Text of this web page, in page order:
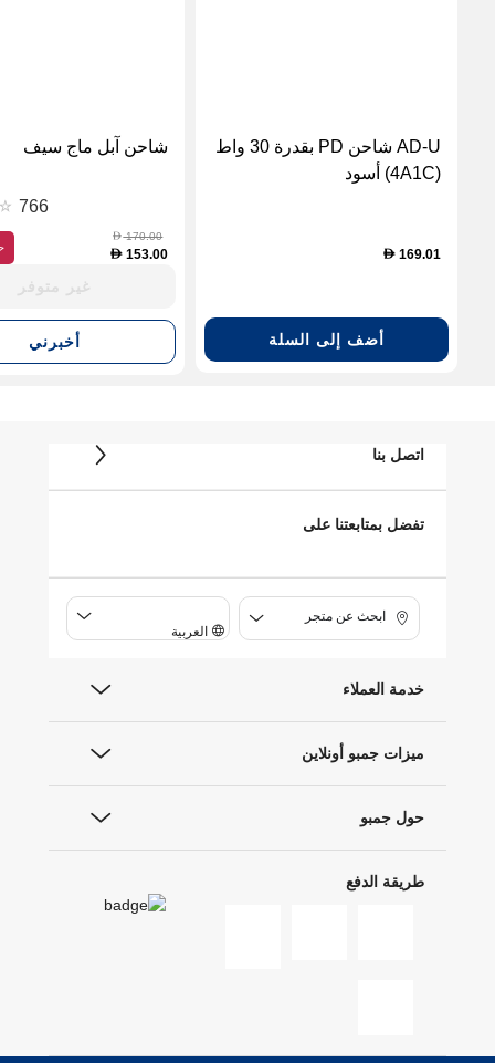
AD-U شاحن PD بقدرة 30 واط
(4A1C) أسود
D 169.01
أضف إلى السلة
شاحن آبل ماج سيف
766
D170.00
D 153.00
أخبرني
اتصل بنا
تفضل بمتابعتنا على
ابحث عن متجر
العربية
خدمة العملاء
ميزات جمبو أونلاين
حول جمبو
طريقة الدفع